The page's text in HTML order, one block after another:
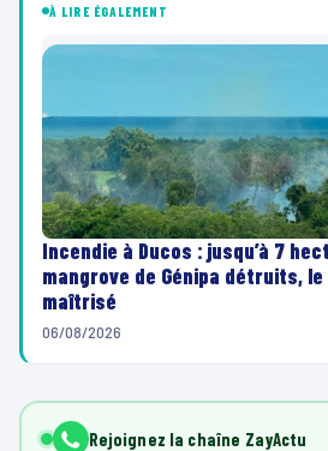
À LIRE ÉGALEMENT
Incendie à Ducos : jusqu’à 7
mangrove de Génipa détruits,
maîtrisé
06/08/2026
Rejoignez la chaîne ZayActu